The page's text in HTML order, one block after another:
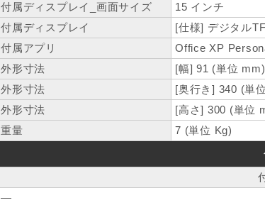
付属ディスプレイ_画面サイズ
15 インチ
付属ディスプレイ
[仕様] デジタル
付属アプリ
Office XP
外形寸法
[幅] 91 (単位 mm)
外形寸法
[奥行き] 340 (単
外形寸法
[高さ] 300 (単位
重量
7 (単位 Kg)
―